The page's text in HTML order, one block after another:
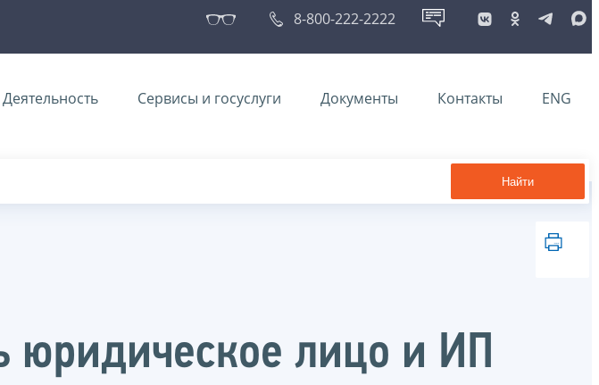
8-800-222-2222
Деятельность Сервисы и госуслуги Документы Контакты ENG
Найти
юридическое лицо и ИП